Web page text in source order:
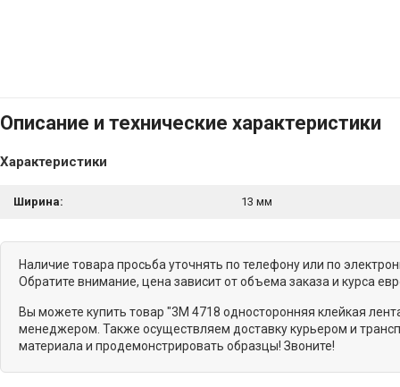
Описание и технические характеристики
Характеристики
Ширина: 13 мм
Наличие товара просьба уточнять по телефону или по
Обратите внимание, цена зависит от объема заказа и курса
Вы можете купить товар "3M 4718 односторонняя клейкая
менеджером. Также осуществляем доставку курьером и
материала и продемонстрировать образцы! Звоните!